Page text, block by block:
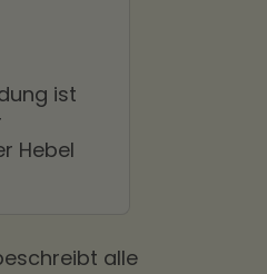
ist
Hebel
alle